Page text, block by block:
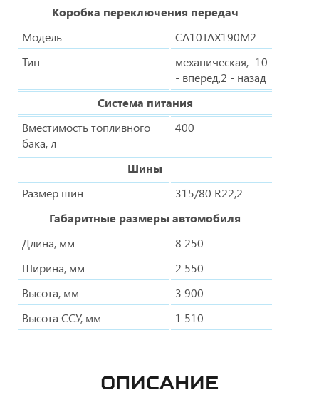
Коробка переключения передач
Модель
CA10TAX190M2
Тип
механическая, 10
- вперед,2 - назад
Система питания
Вместимость топливного
бака, л
400
Шины
Размер шин
315/80 R22,2
Габаритные размеры автомобиля
Длина, мм
8 250
Ширина, мм
2 550
Высота, мм
3 900
Высота ССУ, мм
1 510
ОПИСАНИЕ